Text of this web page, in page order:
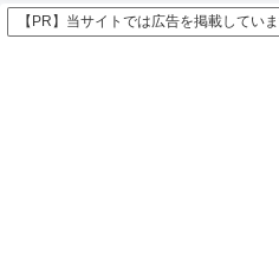
【PR】当サイトでは広告を掲載してい